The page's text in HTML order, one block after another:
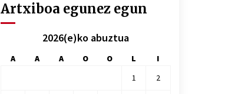
Artxiboa egunez egun
2026(e)ko abuztua
A A A O O L
I
1
2